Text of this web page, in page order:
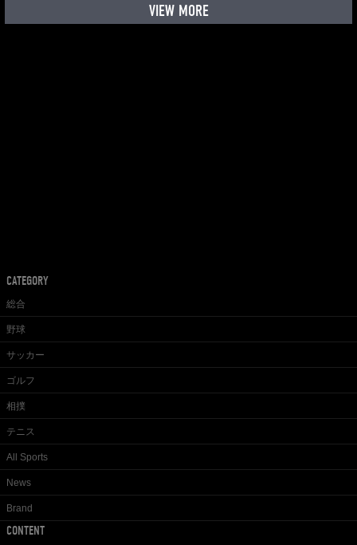
VIEW MORE
CATEGORY
総合
野球
サッカー
ゴルフ
相撲
テニス
All Sports
News
Brand
CONTENT